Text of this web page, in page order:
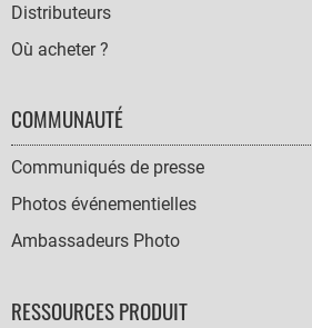
Distributeurs
Où acheter ?
COMMUNAUTÉ
Communiqués de presse
Photos événementielles
Ambassadeurs Photo
RESSOURCES PRODUIT